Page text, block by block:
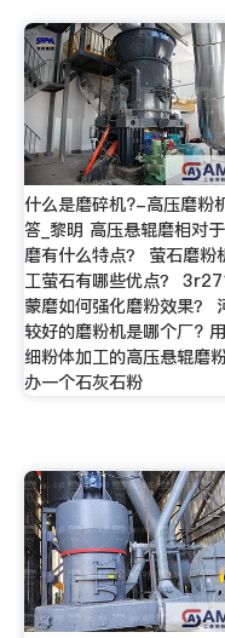
什么是磨碎机?-高压磨粉
答_黎明 高压悬辊磨相对
磨有什么特点？ 萤石磨粉
工萤石有哪些优点？
蒙磨如何强化磨粉效果？
较好的磨粉机是哪个厂?
细粉体加工的高压悬辊磨
办一个石灰石粉